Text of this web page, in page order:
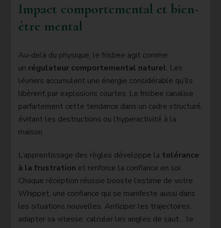
Impact comportemental et bien-
être mental
Au-delà du physique, le frisbee agit comme
un régulateur comportemental naturel. Les
lévriers accumulent une énergie considérable qu’ils
libèrent par explosions courtes. Le frisbee canalise
parfaitement cette tendance dans un cadre structuré,
évitant les destructions ou l’hyperactivité à la
maison.
L’apprentissage des règles développe la tolérance
à la frustration et renforce la confiance en soi.
Chaque réception réussie booste l’estime de votre
Whippet, une confiance qui se manifeste aussi dans
les situations nouvelles. Anticiper les trajectoires,
adapter sa vitesse, calculer les angles de saut… le